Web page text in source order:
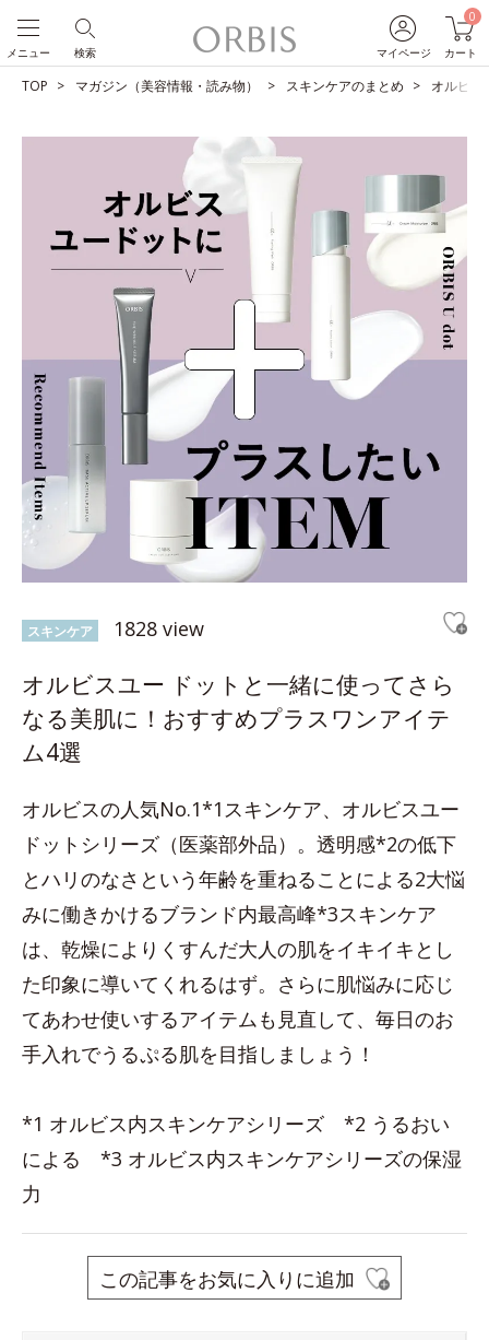
マイページ
0
カート
検索
メニュー
TOP マガジン（美容情報・読み物） スキンケアのまとめ オルビス
スキンケア 1828 view
オルビスユー ドットと一緒に使ってさら
なる美肌に！おすすめプラスワンアイテ
ム4選
オルビスの人気No.1*1スキンケア、オルビスユー
ドットシリーズ（医薬部外品）。透明感*2の低下
とハリのなさという年齢を重ねることによる2大悩
みに働きかけるブランド内最高峰*3スキンケア
は、乾燥によりくすんだ大人の肌をイキイキとし
た印象に導いてくれるはず。さらに肌悩みに応じ
てあわせ使いするアイテムも見直して、毎日のお
手入れでうるぷる肌を目指しましょう！
*1 オルビス内スキンケアシリーズ *2 うるおい
による *3 オルビス内スキンケアシリーズの保湿
力
この記事をお気に入りに追加